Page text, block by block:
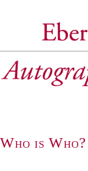
Navigation
Who is Who?